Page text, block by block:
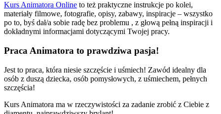
Kurs Animatora Online to też praktyczne instrukcje po kolei,
materiały filmowe, fotografie, opisy, zabawy, inspiracje – wszystko
po to, byś dał/a sobie radę bez problemu , z głową pełną inspiracji i
dokładnymi informacjami dotyczącymi Twojej pracy.
Praca Animatora to prawdziwa pasja!
Jest to praca, która niesie szczęście i uśmiech! Zawód idealny dla
osób z duszą dziecka, osób pomysłowych, z uśmiechem, pełnych
szczęścia!
Kurs Animatora ma w rzeczywistości za zadanie zrobić z Ciebie z